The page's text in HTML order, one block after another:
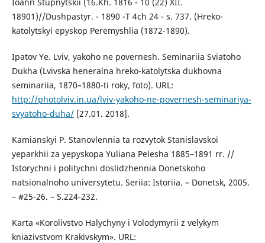
18901)//Dushpastyr. - 1890 -T 4ch 24 - s. 737. (Hreko-
katolytskyi epyskop Peremyshlia (1872-1890).
Ipatov Ye. Lviv, yakoho ne povernesh. Seminariia Sviatoho
Dukha (Lvivska heneralna hreko-katolytska dukhovna
seminariia, 1870–1880-ti roky, foto). URL:
http://photolviv.in.ua/lviv-yakoho-ne-povernesh-seminariya-
svyatoho-duha/[27.01. 2018].
Kamianskyi P. Stanovlennia ta rozvytok Stanislavskoi
yeparkhii za yepyskopa Yuliana Pelesha 1885–1891 rr. //
Istorychni i politychni doslidzhennia Donetskoho
natsionalnoho universytetu. Seriia: Istoriia. – Donetsk, 2005.
– #25-26. – S.224-232.
Karta «Korolivstvo Halychyny i Volodymyrii z velykym
kniazivstvom Krakivskym». URL: